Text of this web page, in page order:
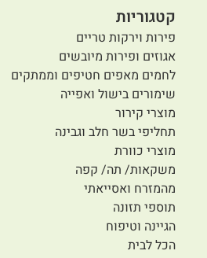
קטגוריות
פירות וירקות טריים
אגוזים ופירות מיובשים
לחמים מאפים חטיפים וממתקים
שימורים בישול ואפייה
מוצרי קירור
תחליפי בשר חלב וגבינה
מוצרי כוורת
משקאות/ תה/ קפה
מהמזרח ואסייאתי
תוספי תזונה
הגיינה וטיפוח
הכל לבית